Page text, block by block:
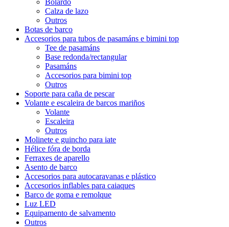
Calza de lazo
Outros
Botas de barco
Accesorios para tubos de pasamáns e bimini top
Tee de pasamáns
Base redonda/rectangular
Pasamáns
Accesorios para bimini top
Outros
Soporte para caña de pescar
Volante e escaleira de barcos mariños
Volante
Escaleira
Outros
Molinete e guincho para iate
Hélice fóra de borda
Ferraxes de aparello
Asento de barco
Accesorios para autocaravanas e plástico
Accesorios inflables para caiaques
Barco de goma e remolque
Luz LED
Equipamento de salvamento
Outros